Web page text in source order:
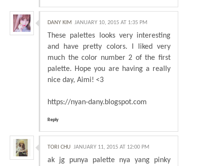
DANY KIM JANUARY 10, 2015 AT 1:35 PM
These palettes looks very interesting
and have pretty colors. I liked very
much the color number 2 of the first
palette. Hope you are having a really
nice day, Aimi! <3
https://nyan-dany.blogspot.com
Reply
TORI CHU JANUARY 11, 2015 AT 12:00 PM
ak jg punya palette nya yang pinky